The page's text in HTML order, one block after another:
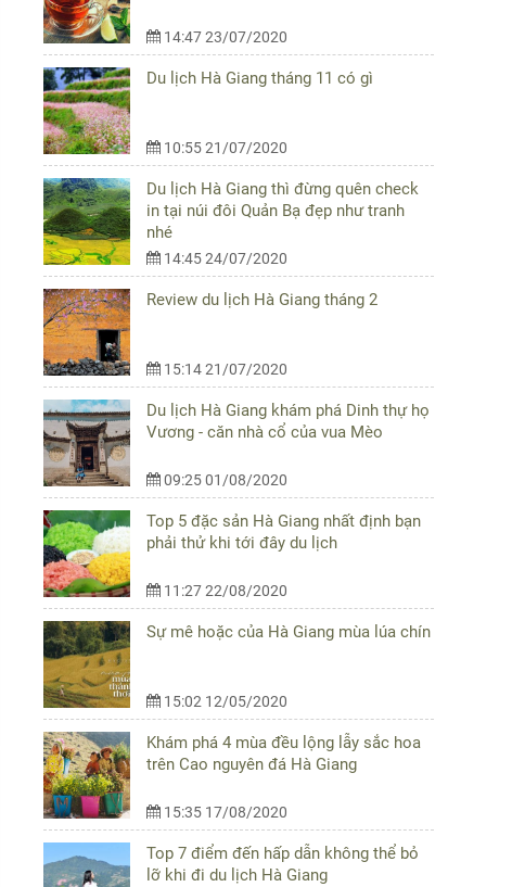
14:47 23/07/2020
Du lịch Hà Giang tháng 11 có gì
10:55 21/07/2020
Du lịch Hà Giang thì đừng quên check
in tại núi đôi Quản Bạ đẹp như tranh
nhé
14:45 24/07/2020
Review du lịch Hà Giang tháng 2
15:14 21/07/2020
Du lịch Hà Giang khám phá Dinh thự họ
Vương - căn nhà cổ của vua Mèo
09:25 01/08/2020
Top 5 đặc sản Hà Giang nhất định bạn
phải thử khi tới đây du lịch
11:27 22/08/2020
Sự mê hoặc của Hà Giang mùa lúa chín
15:02 12/05/2020
Khám phá 4 mùa đều lộng lẫy sắc hoa
trên Cao nguyên đá Hà Giang
15:35 17/08/2020
Top 7 điểm đến hấp dẫn không thể bỏ
lỡ khi đi du lịch Hà Giang